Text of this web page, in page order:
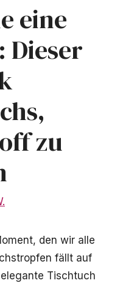
eine
Dieser
zu
den wir alle
fällt auf
Tischtuch